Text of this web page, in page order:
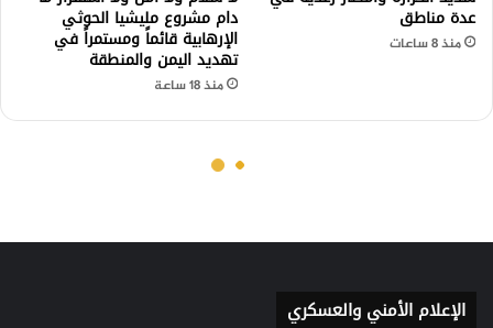
الإعلام الأمني والعسكري